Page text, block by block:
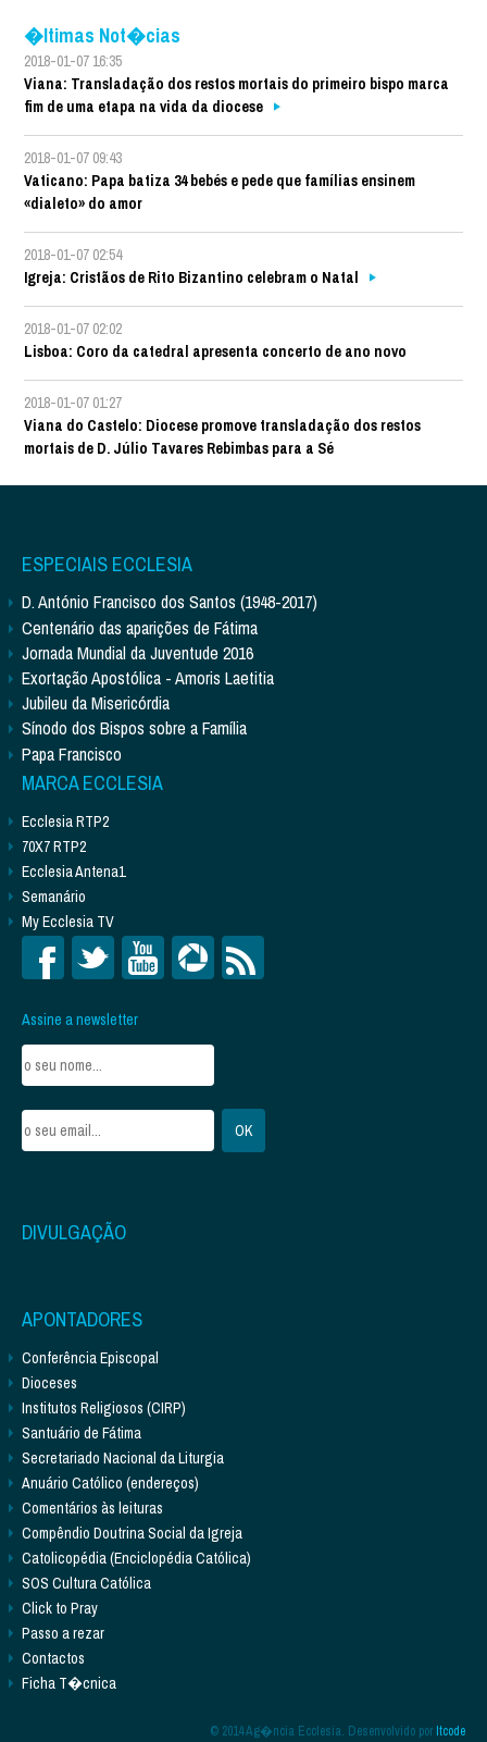
�ltimas Not�cias
2018-01-07 16:35
Viana: Transladação dos restos mortais do primeiro bispo marca
fim de uma etapa na vida da diocese
2018-01-07 09:43
Vaticano: Papa batiza 34 bebés e pede que famílias ensinem
«dialeto» do amor
2018-01-07 02:54
Igreja: Cristãos de Rito Bizantino celebram o Natal
2018-01-07 02:02
Lisboa: Coro da catedral apresenta concerto de ano novo
2018-01-07 01:27
Viana do Castelo: Diocese promove transladação dos restos
mortais de D. Júlio Tavares Rebimbas para a Sé
ESPECIAIS ECCLESIA
D. António Francisco dos Santos (1948-2017)
Centenário das aparições de Fátima
Jornada Mundial da Juventude 2016
Exortação Apostólica - Amoris Laetitia
Jubileu da Misericórdia
Sínodo dos Bispos sobre a Família
Papa Francisco
MARCA ECCLESIA
Ecclesia RTP2
70X7 RTP2
Ecclesia Antena1
Semanário
My Ecclesia TV
Assine a newsletter
DIVULGAÇÃO
APONTADORES
Conferência Episcopal
Dioceses
Institutos Religiosos (CIRP)
Santuário de Fátima
Secretariado Nacional da Liturgia
Anuário Católico (endereços)
Comentários às leituras
Compêndio Doutrina Social da Igreja
Catolicopédia (Enciclopédia Católica)
SOS Cultura Católica
Click to Pray
Passo a rezar
Contactos
Ficha T�cnica
© 2014 Ag�ncia Ecclesia. Desenvolvido porItcode